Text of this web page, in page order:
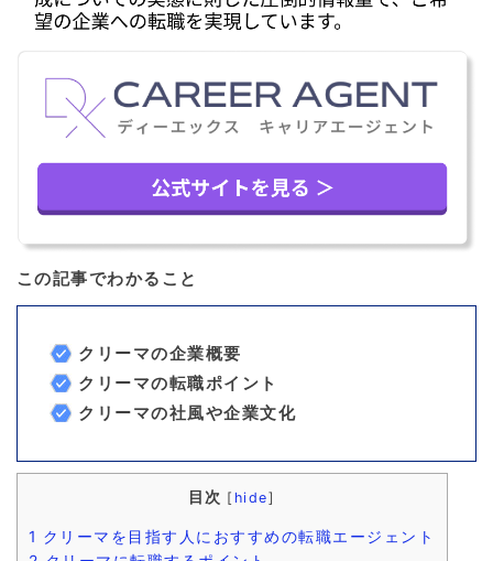
この記事でわかること
クリーマの企業概要
クリーマの転職ポイント
クリーマの社風や企業文化
目次 [ hide]
1 クリーマを目指す人におすすめの転職エージェント